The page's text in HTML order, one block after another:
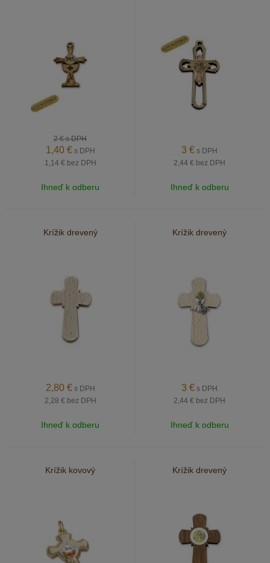
2 €s DPH
1,40 € s DPH
1,14 € bez DPH
Ihneď k odberu
3 € s DPH
2,44 € bez DPH
Ihneď k odberu
Krížik drevený
2,80 € s DPH
2,28 € bez DPH
Ihneď k odberu
Krížik drevený
3 € s DPH
2,44 € bez DPH
Ihneď k odberu
Krížik kovový Krížik drevený